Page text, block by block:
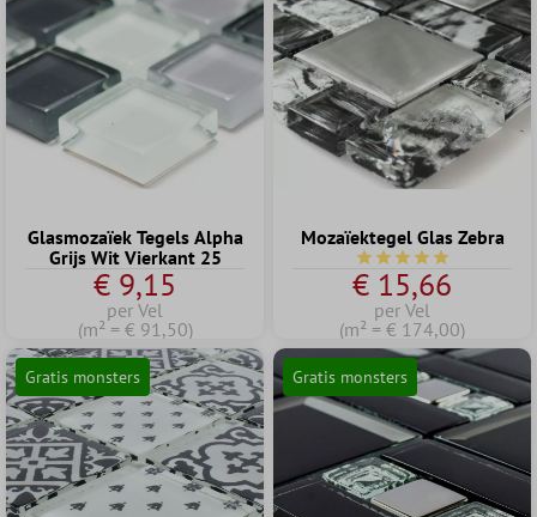
Glasmozaïek Tegels Alpha
Grijs Wit Vierkant 25
€ 9,15
per Vel
(m² = € 91,50)
Mozaïektegel Glas Zebra
Gemiddelde
€ 15,66
per Vel
(m² = € 174,00)
Gratis monsters Gratis monsters